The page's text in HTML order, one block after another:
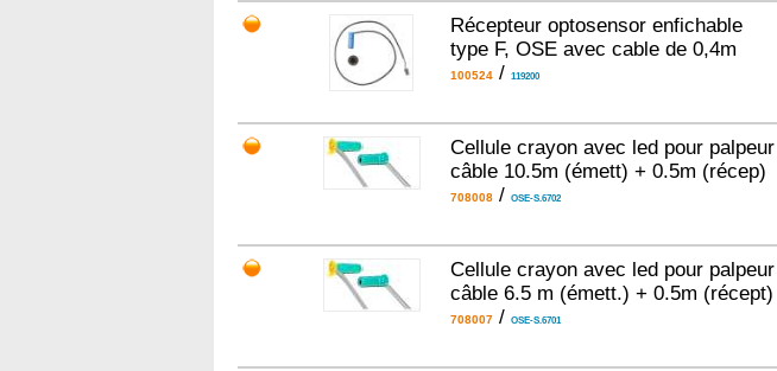
Récepteur optosensor enfichable
type F, OSE avec cable de 0,4m
100524/ 119200
Cellule crayon avec led pour palpeur
câble 10.5m (émett) + 0.5m (récep)
708008/ OSE-S.6702
Cellule crayon avec led pour palpeur
câble 6.5 m (émett.) + 0.5m (récept)
708007/ OSE-S.6701